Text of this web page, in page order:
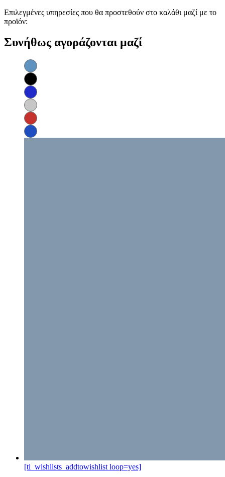
Επιλεγμένες υπηρεσίες που θα προστεθούν στο καλάθι μαζί με το
προϊόν:
Συνήθως αγοράζονται μαζί
[ti_wishlists_addtowishlist loop=yes]